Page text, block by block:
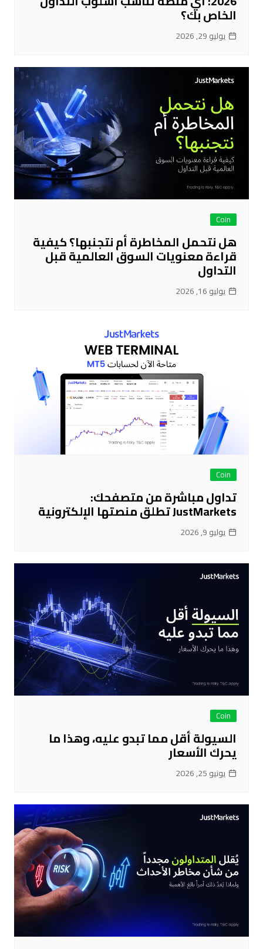
الخاص بك؟
يوليو 29, 2026
Coin
هل نتحمل المخاطرة أم نتجنبها؟ كيفية
قراءة معنويات السوق العالمية قبل
التداول
يوليو 16, 2026
Coin
تداول مباشرة من متصفحك:
JustMarkets تطلق منصتها الإلكترونية
يوليو 9, 2026
Coin
السيولة أقل مما تبدو عليه، وهذا ما
يحرك الأسعار
يونيو 25, 2026